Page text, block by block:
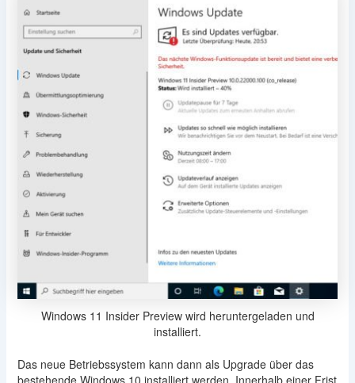
Windows 11 Insider Preview wird heruntergeladen und
installiert.
Das neue Betriebssystem kann dann als Upgrade über das
bestehende Windows 10 installiert werden. Innerhalb einer Frist